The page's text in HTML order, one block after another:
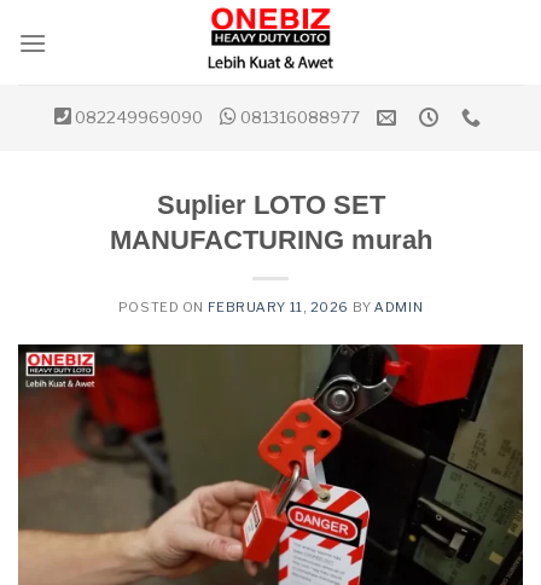
082249969090 081316088977
Suplier LOTO SET
MANUFACTURING murah
POSTED ON FEBRUARY 11, 2026 BYADMIN